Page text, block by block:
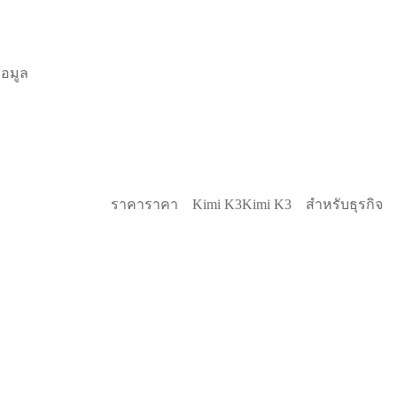
มูล
ราคาราคา Kimi K3Kimi K3 สำหรับธุรกิจ